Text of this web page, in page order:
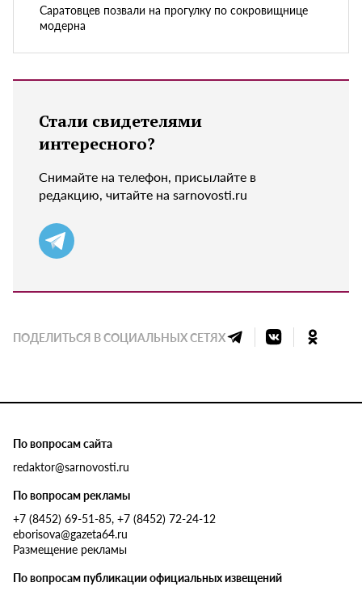
Саратовцев позвали на прогулку по сокровищнице
модерна
Стали свидетелями
интересного?
Снимайте на телефон, присылайте в
редакцию, читайте на sarnovosti.ru
ПОДЕЛИТЬСЯ В СОЦИАЛЬНЫХ СЕТЯХ
По вопросам сайта
redaktor@sarnovosti.ru
По вопросам рекламы
+7 (8452) 69-51-85, +7 (8452) 72-24-12
eborisova@gazeta64.ru
Размещение рекламы
По вопросам публикации официальных извещений